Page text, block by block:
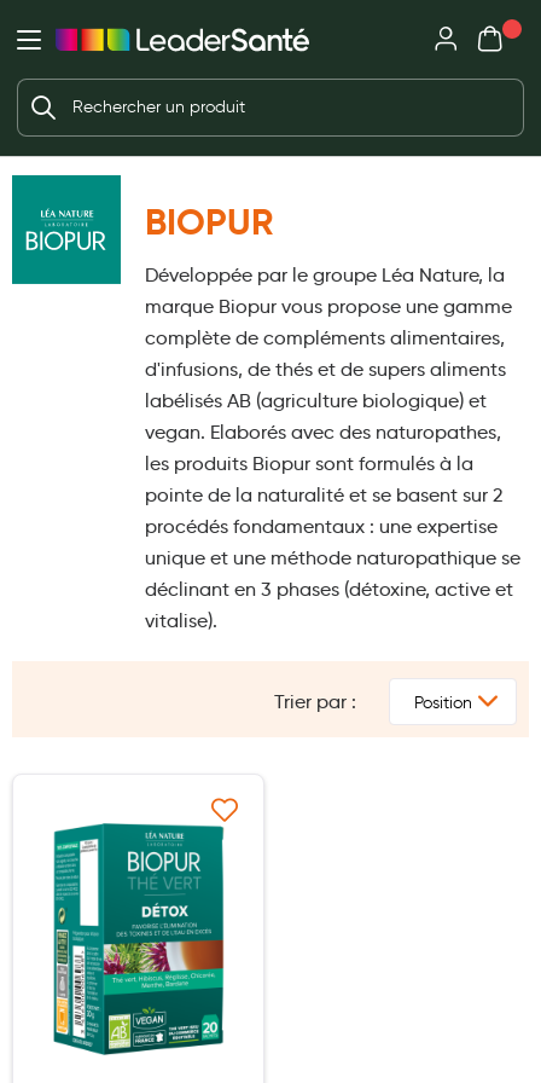
Ma Pharmacie LeaderSanté
Ouvrir l'application
Ouvrir
Mon
Votre panier est vide
Beauté et soin
Corps
Minceur
Soins mains et ongles
Dentifrices et bains de bouche
Parfums et bougies d'ambiance
Beauté au naturel
Huiles
Mon bébé
Soins bébé
BIOPUR
Développée par le groupe Léa Nature, la
marque Biopur vous propose une gamme
complète de compléments alimentaires,
d'infusions, de thés et de supers aliments
labélisés AB (agriculture biologique) et
vegan. Elaborés avec des naturopathes,
les produits Biopur sont formulés à la
pointe de la naturalité et se basent sur 2
procédés fondamentaux : une expertise
unique et une méthode naturopathique se
déclinant en 3 phases (détoxine, active et
vitalise).
Trier par :
Ajouter à ma liste d’envie